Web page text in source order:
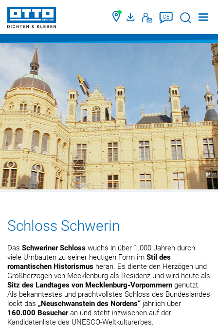
DE Suche
Schloss Schwerin
Das Schweriner Schloss wuchs in über 1.000 Jahren durch
viele Umbauten zu seiner heutigen Form im Stil des
romantischen Historismus heran. Es diente den Herzögen und
Großherzögen von Mecklenburg als Residenz und wird heute als
Sitz des Landtages von Mecklenburg-Vorpommern genutzt.
Als bekanntestes und prachtvollstes Schloss des Bundeslandes
lockt das „Neuschwanstein des Nordens“ jährlich über
160.000 Besucheran und steht inzwischen auf der
Kandidatenliste des UNESCO-Weltkulturerbes.